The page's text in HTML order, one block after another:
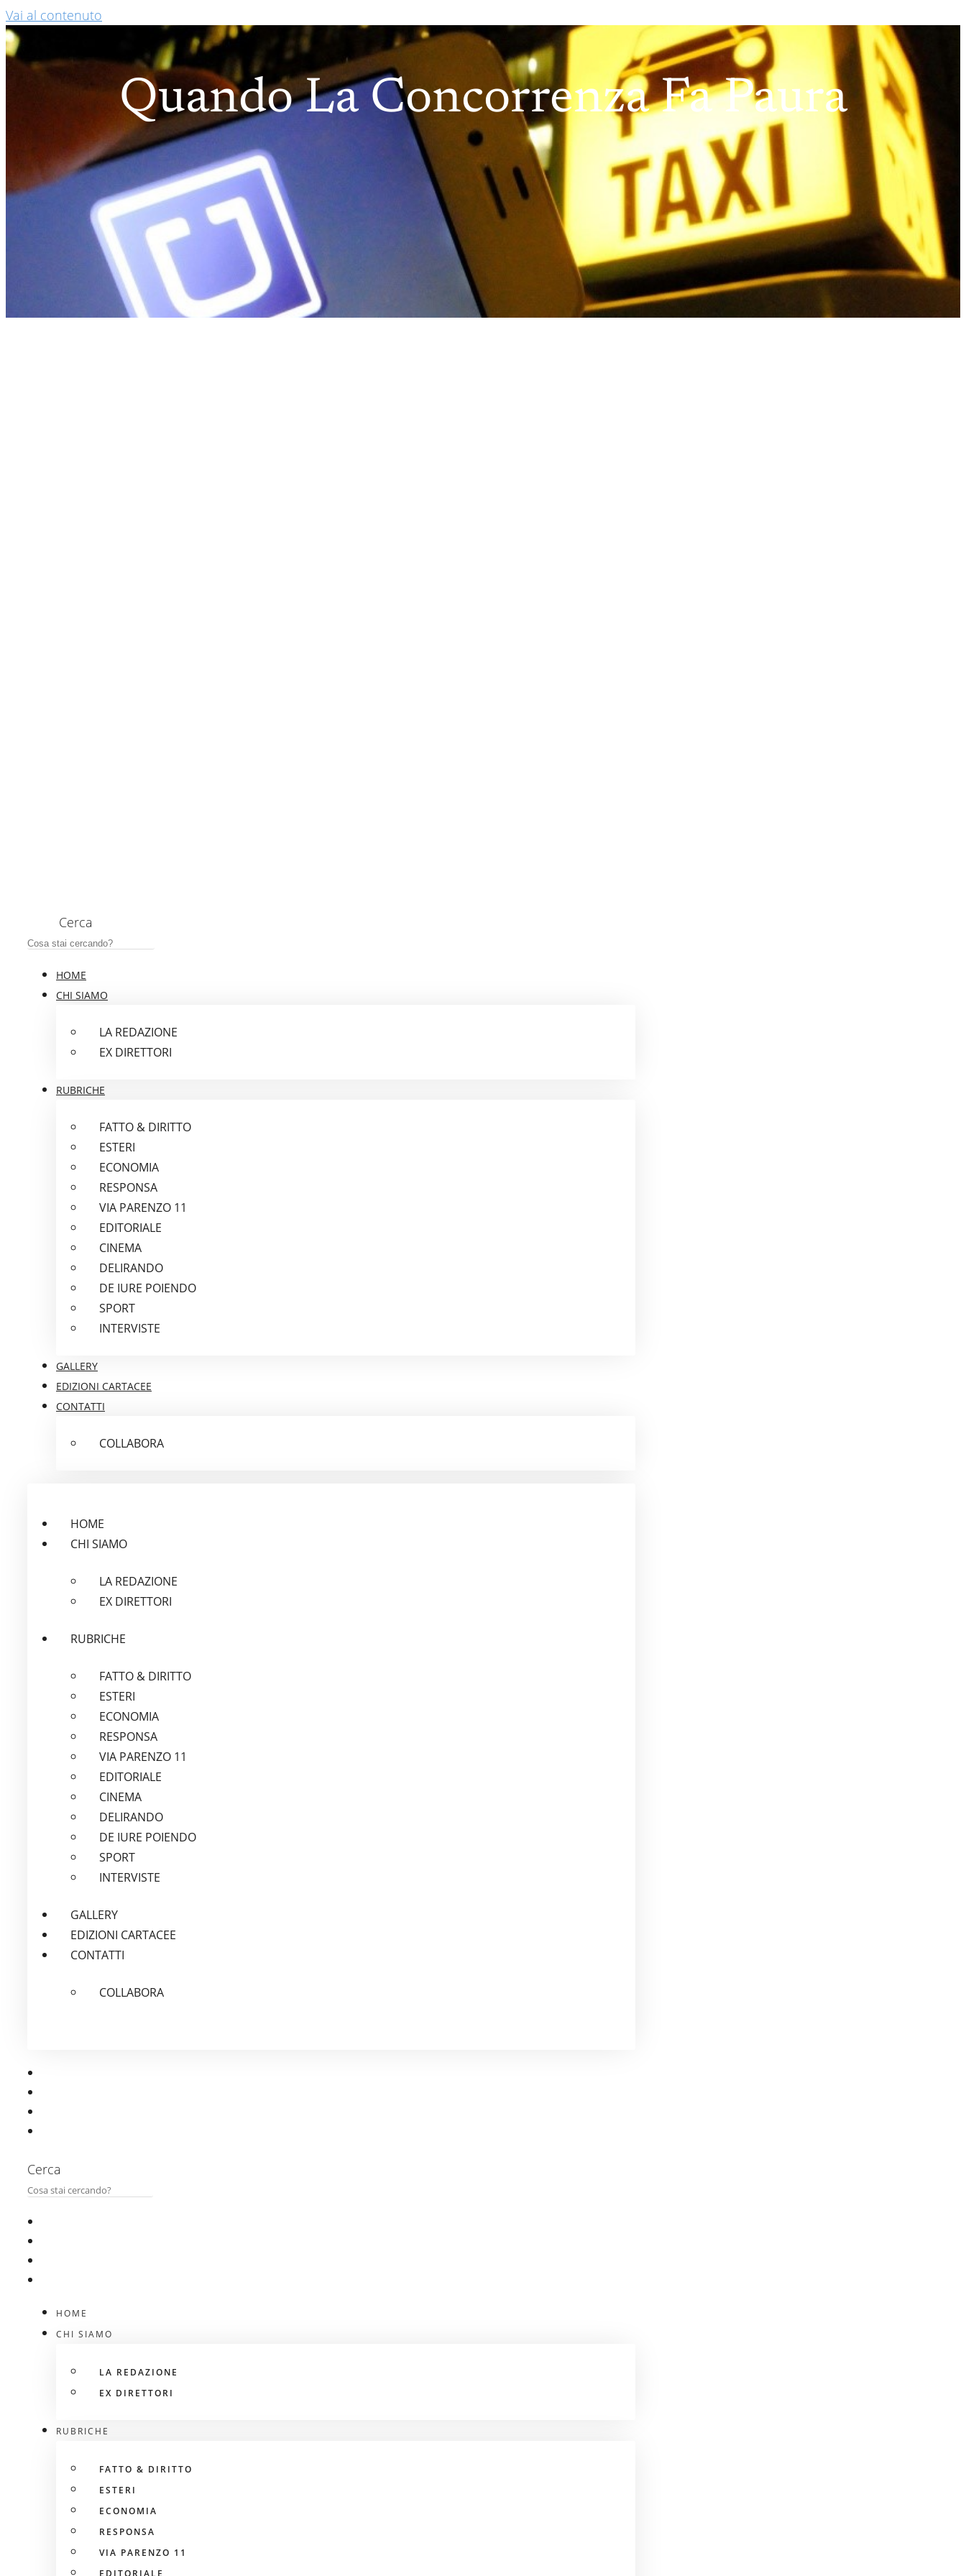
Vai al contenuto
Quando La Concorrenza Fa Paura
Cerca
HOME
CHI SIAMO
LA REDAZIONE
EX DIRETTORI
RUBRICHE
FATTO & DIRITTO
ESTERI
ECONOMIA
RESPONSA
VIA PARENZO 11
EDITORIALE
CINEMA
DELIRANDO
DE IURE POIENDO
SPORT
INTERVISTE
GALLERY
EDIZIONI CARTACEE
CONTATTI
COLLABORA
HOME
CHI SIAMO
LA REDAZIONE
EX DIRETTORI
RUBRICHE
FATTO & DIRITTO
ESTERI
ECONOMIA
RESPONSA
VIA PARENZO 11
EDITORIALE
CINEMA
DELIRANDO
DE IURE POIENDO
SPORT
INTERVISTE
GALLERY
EDIZIONI CARTACEE
CONTATTI
COLLABORA
Cerca
HOME
CHI SIAMO
LA REDAZIONE
EX DIRETTORI
RUBRICHE
FATTO & DIRITTO
ESTERI
ECONOMIA
RESPONSA
VIA PARENZO 11
EDITORIALE